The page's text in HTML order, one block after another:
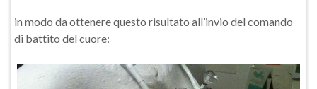
in modo da ottenere questo risultato all’invio del comando
di battito del cuore: